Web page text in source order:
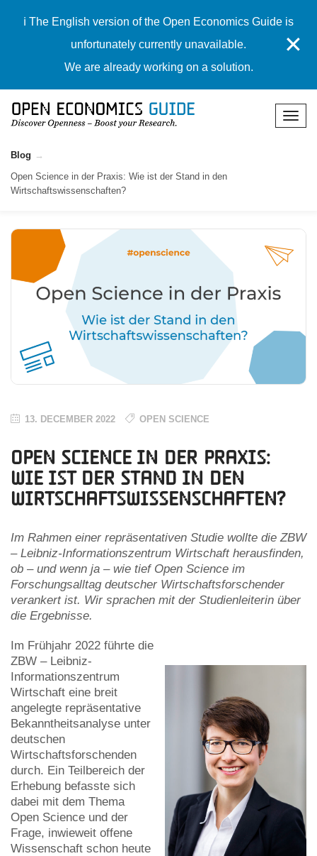
ℹ️ The English version of the Open Economics Guide is
unfortunately currently unavailable.
We are already working on a solution.
✕
Blog
Open Science in der Praxis: Wie ist der Stand in den
Wirtschaftswissenschaften?
13. DECEMBER 2022 OPEN SCIENCE
Open Science in der Praxis:
Wie ist der Stand in den
Wirtschaftswissenschaften?
Im Rahmen einer repräsentativen Studie wollte die ZBW
– Leibniz-Informationszentrum Wirtschaft herausfinden,
ob – und wenn ja – wie tief Open Science im
Forschungsalltag deutscher Wirtschaftsforschender
verankert ist. Wir sprachen mit der Studienleiterin über
die Ergebnisse.
Im Frühjahr 2022 führte die
ZBW – Leibniz-
Informationszentrum
Wirtschaft eine breit
angelegte repräsentative
Bekanntheitsanalyse unter
deutschen
Wirtschaftsforschenden
durch. Ein Teilbereich der
Erhebung befasste sich
dabei mit dem Thema
Open Science und der
Frage, inwieweit offene
Wissenschaft schon heute